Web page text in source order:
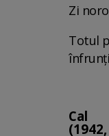
Zi
Totul
Cal